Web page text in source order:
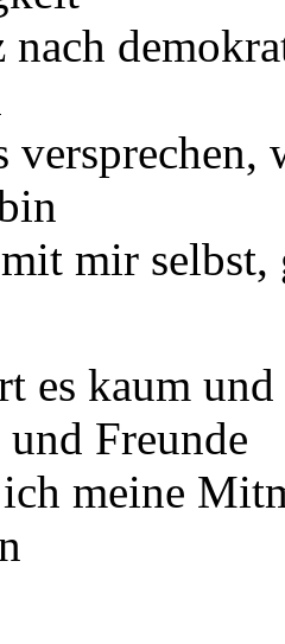
nach
mir selbst,
es kaum
Freunde
meine